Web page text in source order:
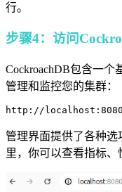
行。
步骤4：访问
CockroachDB包含一个
管理和监控您的集群：
管理界面提供了各种
里，你可以查看指标、